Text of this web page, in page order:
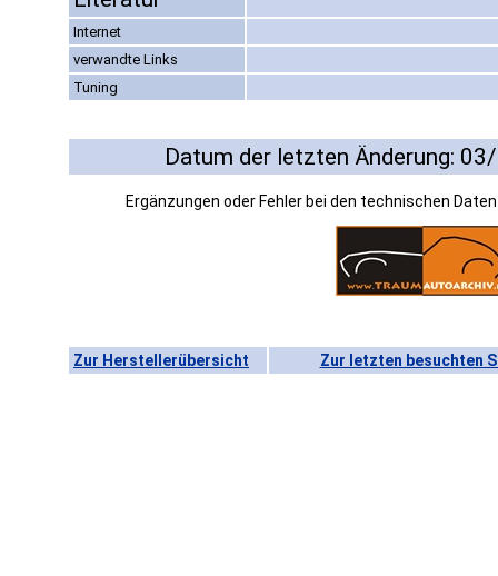
Internet
verwandte Links
Tuning
Datum der letzten Änderung:
Ergänzungen oder Fehler bei den technischen
Zur Herstellerübersicht Zur letzten besuchten